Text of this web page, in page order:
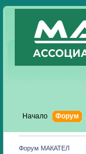
Начало Форум
Форум МАКАТЕЛ